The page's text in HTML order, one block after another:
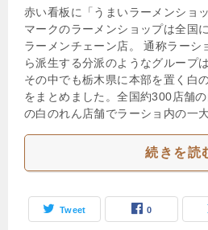
赤い看板に「うまいラーメンショ
マークのラーメンショップは全国
ラーメンチェーン店。 通称ラーシ
ら派生する分派のようなグループ
その中でも栃木県に本部を置く白
をまとめました。全国約300店舗
の白のれん店舗でラーショ内の一
続きを読
Tweet 0